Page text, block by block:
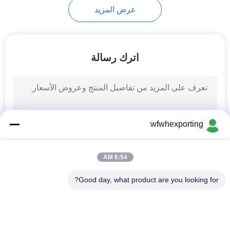
عرض المزيد
اترك رسالة
wfwhexporting
6:54 AM
Good day, what product are you looking for?